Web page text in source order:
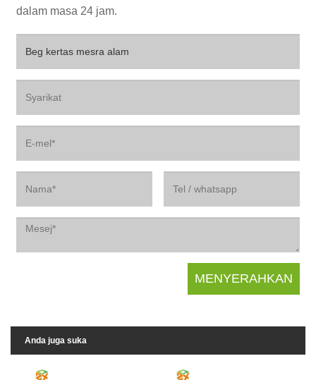
dalam masa 24 jam.
Anda juga suka